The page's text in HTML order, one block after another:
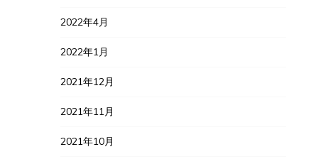
2022年4月
2022年1月
2021年12月
2021年11月
2021年10月